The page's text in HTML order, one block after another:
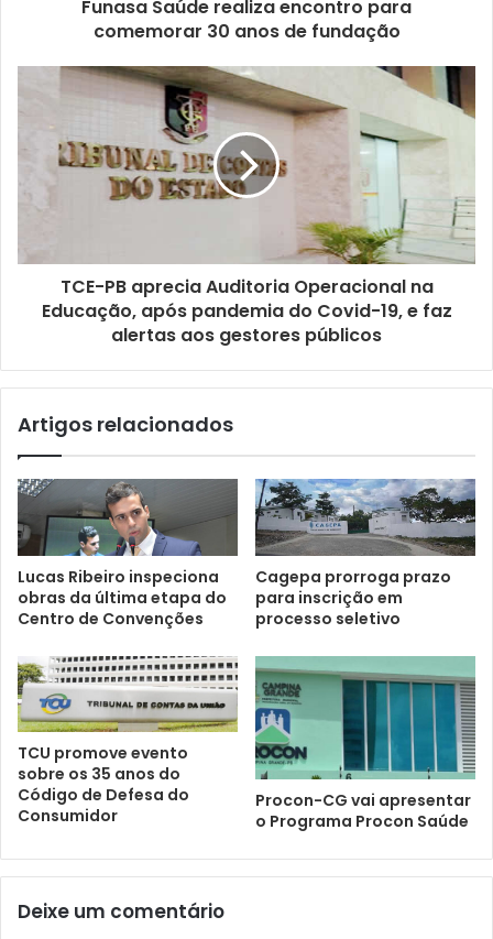
l
Funasa Saúde realiza encontro para
comemorar 30 anos de fundação
TCE-PB aprecia Auditoria Operacional na
Educação, após pandemia do Covid-19, e faz
alertas aos gestores públicos
Artigos relacionados
Lucas Ribeiro inspeciona
obras da última etapa do
Centro de Convenções
Cagepa prorroga prazo
para inscrição em
processo seletivo
TCU promove evento
sobre os 35 anos do
Código de Defesa do
Consumidor
Procon-CG vai apresentar
o Programa Procon Saúde
Deixe um comentário